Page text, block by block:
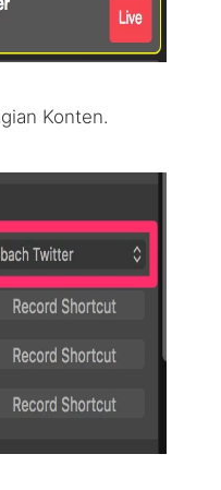
Konten.